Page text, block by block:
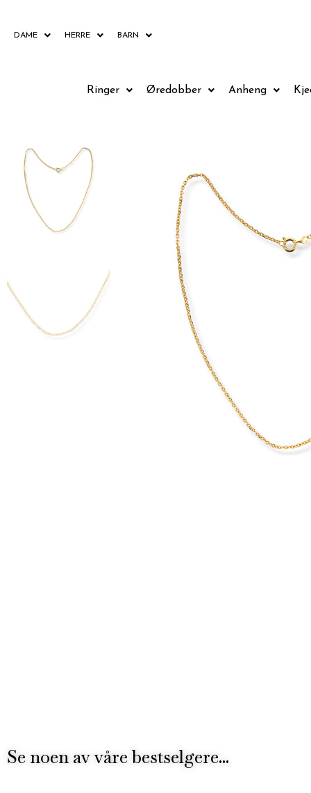
DAME HERRE BARN
Ringer Øredobber Anheng
Se noen av våre bestselgere...